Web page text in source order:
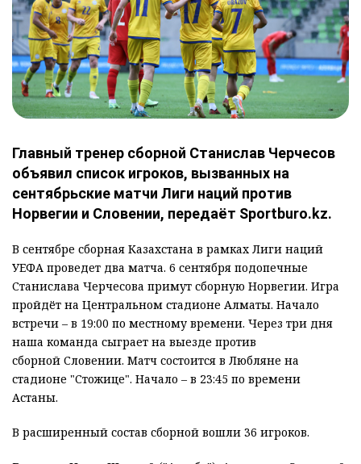
Главный тренер сборной Станислав Черчесов
объявил список игроков, вызванных на
сентябрьские матчи Лиги наций против
Норвегии и Словении, передаёт Sportburo.kz.
В сентябре сборная Казахстана в рамках Лиги наций
УЕФА проведет два матча. 6 сентября подопечные
Станислава Черчесова примут сборную Норвегии. Игра
пройдёт на Центральном стадионе Алматы. Начало
встречи – в 19:00 по местному времени. Через три дня
наша команда сыграет на выезде против
сборной Словении. Матч состоится в Любляне на
стадионе "Стожице". Начало – в 23:45 по времени
Астаны.
В расширенный состав сборной вошли 36 игроков.